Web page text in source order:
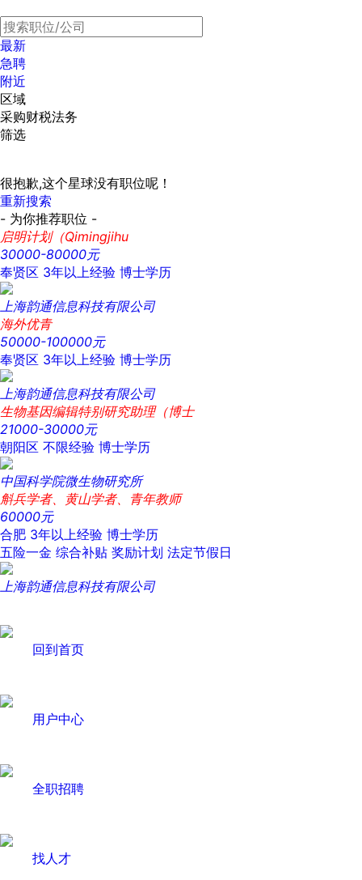
最新
急聘
附近
区域
采购财税法务
筛选
很抱歉,这个星球没有职位呢！
重新搜索
- 为你推荐职位 -
启明计划（Qimingjihu
30000-80000元
奉贤区 3年以上经验 博士学历
上海韵通信息科技有限公司
海外优青
50000-100000元
奉贤区 3年以上经验 博士学历
上海韵通信息科技有限公司
生物基因编辑特别研究助理（博士
21000-30000元
朝阳区 不限经验 博士学历
中国科学院微生物研究所
斛兵学者、黄山学者、青年教师
60000元
合肥 3年以上经验 博士学历
五险一金 综合补贴 奖励计划 法定节假日
上海韵通信息科技有限公司
回到首页
用户中心
全职招聘
找人才